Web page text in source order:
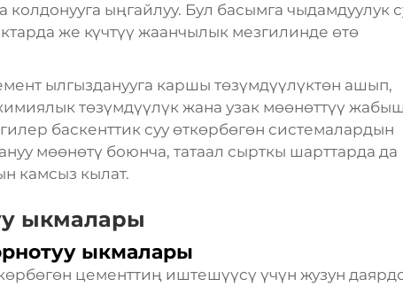
ыңгайлуу. Бул басымга чыдамдуулук
же күчтүү жаанчылык мезгилинде өтө
ылгызданууга каршы төзүмдүүлүктөн ашып,
төзүмдүүлүк жана узак мөөнөттүү
баскенттик суу өткөрбөгөн системалардын
мөөнөтү боюнча, татаал сырткы шарттарда да
камсыз кылат.
ыкмалары
ыкмалары
цементтиң иштешүүсү үчүн жузун